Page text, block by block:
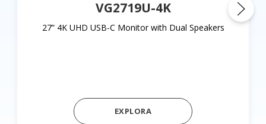
VG2719U-4K
27” 4K UHD USB-C Monitor with Dual Speakers
EXPLORA